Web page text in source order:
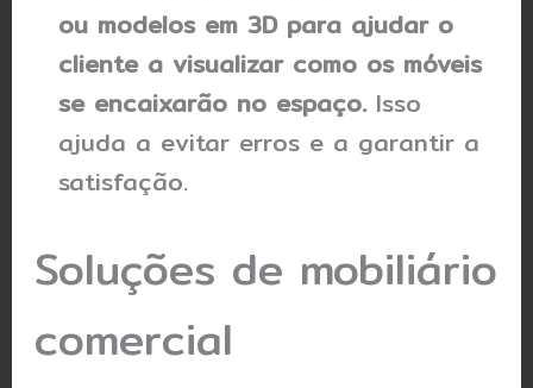
ou modelos em 3D para ajudar o
cliente a visualizar como os móveis
se encaixarão no espaço.Isso
ajuda a evitar erros e a garantir a
satisfação.
Soluções de mobiliário
comercial